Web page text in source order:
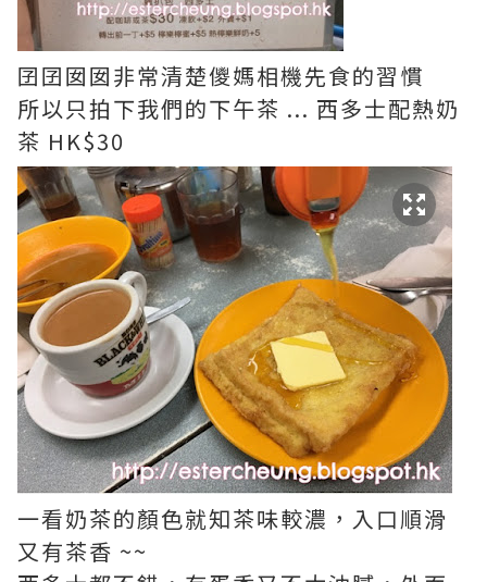
囝囝囡囡非常清楚儍媽相機先食的習慣
所以只拍下我們的下午茶 ... 西多士配熱奶
茶 HK$30
一看奶茶的顏色就知茶味較濃，入口順滑
又有茶香 ~~